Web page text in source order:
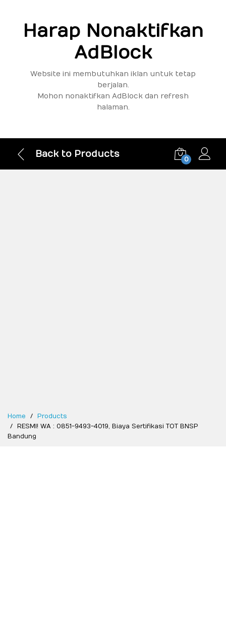
Harap Nonaktifkan
AdBlock
Website ini membutuhkan iklan untuk tetap
berjalan.
Mohon nonaktifkan AdBlock dan refresh
halaman.
Back to Products
0
Home
Products
RESMI! WA : 0851-9493-4019, Biaya Sertifikasi TOT BNSP
Bandung